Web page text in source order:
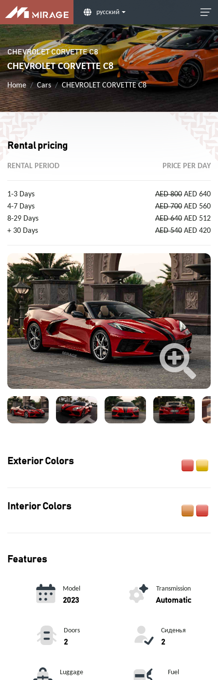
русский
CHEVROLET CORVETTE C8
CHEVROLET CORVETTE C8
Home Cars CHEVROLET CORVETTE C8
Exterior Colors
Interior Colors
Rental pricing
RENTAL PERIOD PRICE PER DAY
1-3 Days AED 800 AED 640
4-7 Days
AED 700 AED 560
8-29 Days
AED 640 AED 512
+ 30 Days
AED 540 AED 420
Features
2023
Model
Automatic
Transmission
2
Doors
2
Сиденья
Luggage Fuel